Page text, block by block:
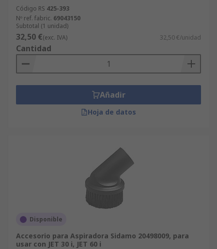
Código RS 425-393
Nº ref. fabric. 69043150
Subtotal (1 unidad)
32,50 €(exc. IVA) 32,50 €/unidad
Cantidad
Añadir
Hoja de datos
Disponible
Accesorio para Aspiradora Sidamo 20498009, para
usar con JET 30 i, JET 60 i